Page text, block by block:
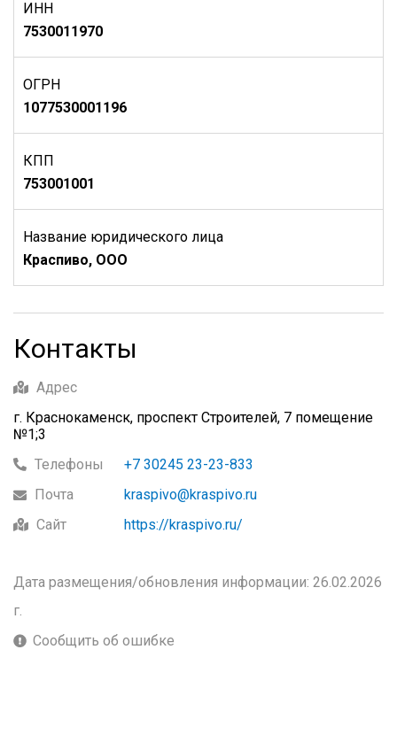
ИНН
7530011970
ОГРН
1077530001196
КПП
753001001
Название юридического лица
Краспиво, ООО
Контакты
Адрес
г. Краснокаменск, проспект Строителей, 7 помещение
№1;3
Телефоны
+7 30245 23-23-833
Почта
kraspivo@kraspivo.ru
Сайт
https://kraspivo.ru/
Дата размещения/обновления информации: 26.02.2026
г.
Сообщить об ошибке